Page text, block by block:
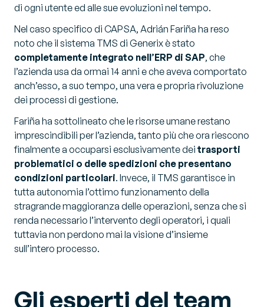
di ogni utente ed alle sue evoluzioni nel tempo.
Nel caso specifico di CAPSA, Adrián Fariña ha reso
noto che il sistema TMS di Generix è stato
completamente integrato nell’ERP di SAP, che
l’azienda usa da ormai 14 anni e che aveva comportato
anch’esso, a suo tempo, una vera e propria rivoluzione
dei processi di gestione.
Fariña ha sottolineato che le risorse umane restano
imprescindibili per l’azienda, tanto più che ora riescono
finalmente a occuparsi esclusivamente dei trasporti
problematici o delle spedizioni che presentano
condizioni particolari. Invece, il TMS garantisce in
tutta autonomia l’ottimo funzionamento della
stragrande maggioranza delle operazioni, senza che si
renda necessario l’intervento degli operatori, i quali
tuttavia non perdono mai la visione d’insieme
sull’intero processo.
Gli esperti del team